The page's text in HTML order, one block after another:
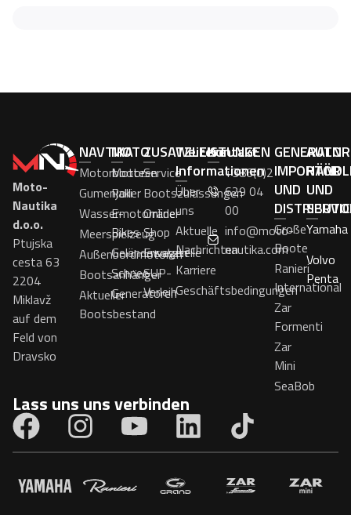
Moto-
Nautika
d.o.o.
Ptujska
cesta 63
2204
Miklavž
auf dem
Feld von
Dravsko
NAVTIKA
Motorboote
Gumenjaki
Wassermotorräder
Meerspielzeug
Außenbordmotoren
Bootsanhänger
Aktueller
Bootsbestand
MOTO
Motoren
Roller
E-
Bikes
Geländewagen
Schnee
Generatoren
ZUSATZLEISTUNGEN
Service
Bootszulassungen
Online-
Shop
Ersatzteile
SUP-
Verleih
Weitere
Informationen
Über
uns
Aktuelle
Nachrichten
Karriere
Geschäftsbedingungen
Kontakt
+386(0)2
629 04
00
info@moto-
nautika.com
GENERALNI
IMPORTÖR
UND
Große
Boote
Ranieri
International
Zar
Formenti
Zar
Mini
SeaBob
UND
Yamaha
Volvo
Penta
Lass uns uns verbinden